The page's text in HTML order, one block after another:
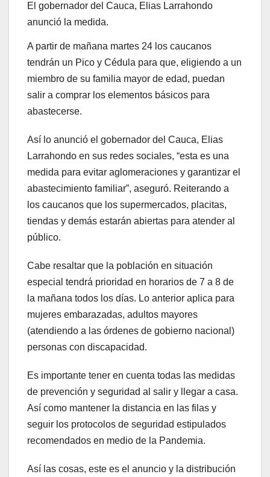
El gobernador del Cauca, Elias Larrahondo
anunció la medida.
A partir de mañana martes 24 los caucanos
tendrán un Pico y Cédula para que, eligiendo a un
miembro de su familia mayor de edad, puedan
salir a comprar los elementos básicos para
abastecerse.
Así lo anunció el gobernador del Cauca, Elias
Larrahondo en sus redes sociales, “esta es una
medida para evitar aglomeraciones y garantizar el
abastecimiento familiar”, aseguró. Reiterando a
los caucanos que los supermercados, placitas,
tiendas y demás estarán abiertas para atender al
público.
Cabe resaltar que la población en situación
especial tendrá prioridad en horarios de 7 a 8 de
la mañana todos los días. Lo anterior aplica para
mujeres embarazadas, adultos mayores
(atendiendo a las órdenes de gobierno nacional)
personas con discapacidad.
Es importante tener en cuenta todas las medidas
de prevención y seguridad al salir y llegar a casa.
Así como mantener la distancia en las filas y
seguir los protocolos de seguridad estipulados
recomendados en medio de la Pandemia.
Así las cosas, este es el anuncio y la distribución